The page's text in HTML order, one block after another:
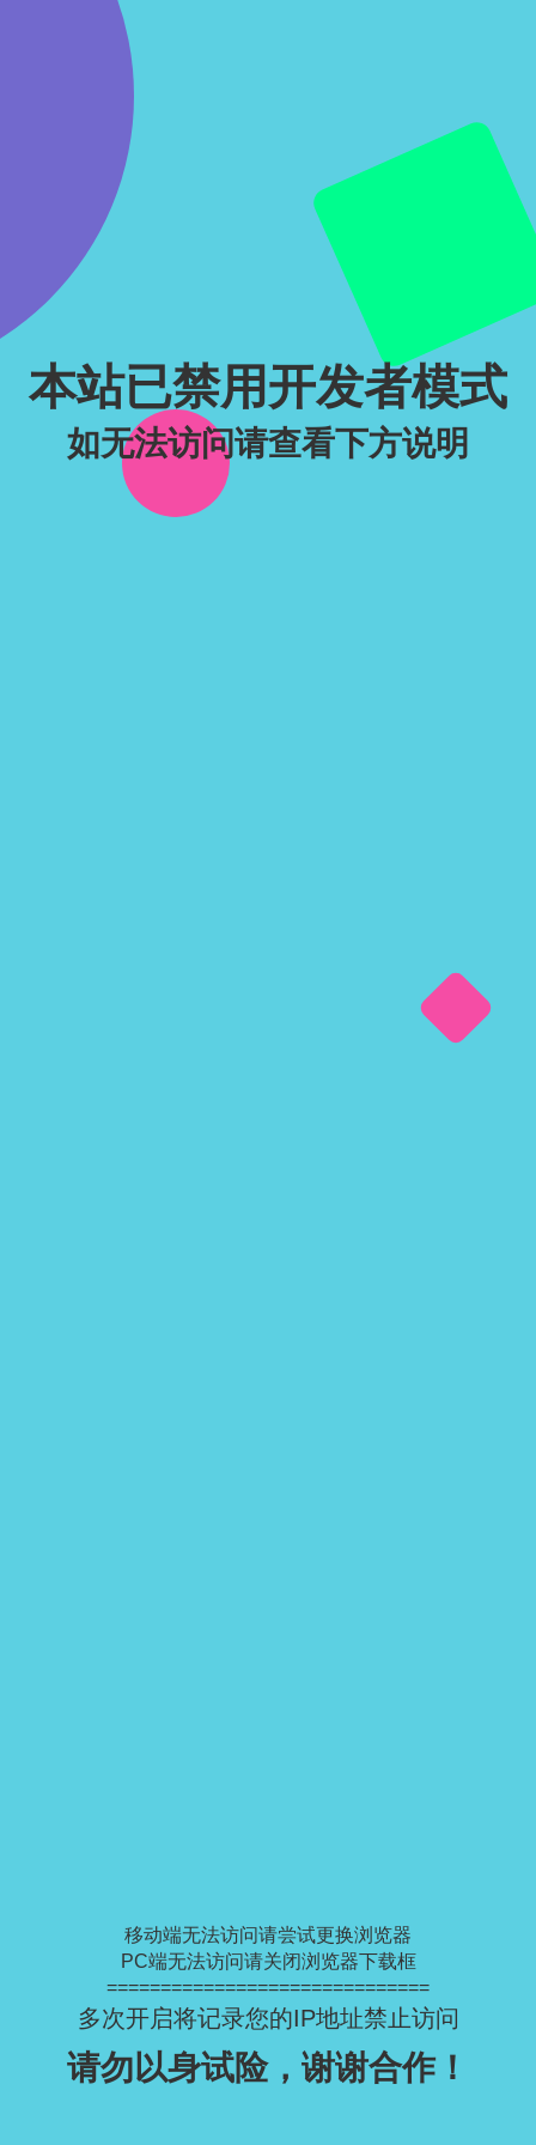
本站已禁用开发者模式
如无法访问请查看下方说明
移动端无法访问请尝试更换浏览器
PC端无法访问请关闭浏览器下载框
==============================
多次开启将记录您的IP地址禁止访问
请勿以身试险，谢谢合作！